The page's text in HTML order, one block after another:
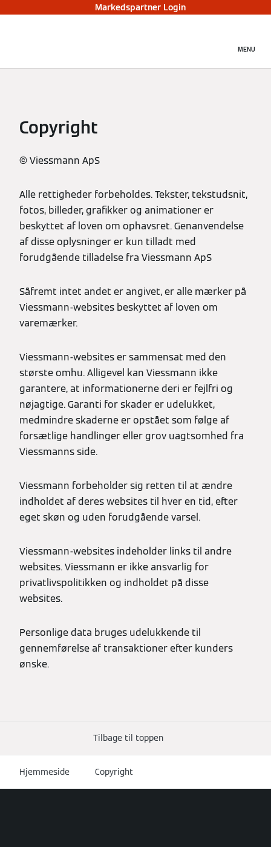
Markedspartner Login
MENU
Copyright
© Viessmann ApS
Alle rettigheder forbeholdes. Tekster, tekstudsnit,
fotos, billeder, grafikker og animationer er
beskyttet af loven om ophavsret. Genanvendelse
af disse oplysninger er kun tilladt med
forudgående tilladelse fra Viessmann ApS
Såfremt intet andet er angivet, er alle mærker på
Viessmann-websites beskyttet af loven om
varemærker.
Viessmann-websites er sammensat med den
største omhu. Alligevel kan Viessmann ikke
garantere, at informationerne deri er fejlfri og
nøjagtige. Garanti for skader er udelukket,
medmindre skaderne er opstået som følge af
forsætlige handlinger eller grov uagtsomhed fra
Viessmanns side.
Viessmann forbeholder sig retten til at ændre
indholdet af deres websites til hver en tid, efter
eget skøn og uden forudgående varsel.
Viessmann-websites indeholder links til andre
websites. Viessmann er ikke ansvarlig for
privatlivspolitikken og indholdet på disse
websites.
Personlige data bruges udelukkende til
gennemførelse af transaktioner efter kunders
ønske.
Tilbage til toppen
Hjemmeside Copyright